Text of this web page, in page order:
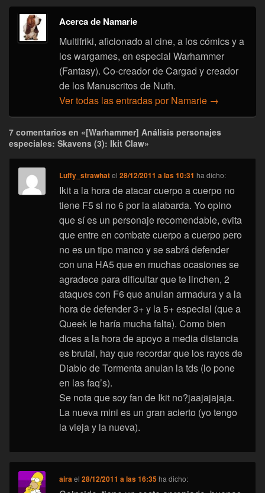
Acerca de Namarie
Multifriki, aficionado al cine, a los cómics y a
los wargames, en especial Warhammer
(Fantasy). Co-creador de Cargad y creador
de los Manuscritos de Nuth.
Ver todas las entradas por Namarie →
7 comentarios en «[Warhammer] Análisis personajes
especiales: Skavens (3): Ikit Claw»
Luffy_strawhatel28/12/2011 a las 10:31 ha dicho:
Ikit a la hora de atacar cuerpo a cuerpo no
tiene F5 si no 6 por la alabarda. Yo opino
que sí es un personaje recomendable, evita
que entre en combate cuerpo a cuerpo pero
no es un tipo manco y se sabrá defender
con una HA5 que en muchas ocasiones se
agradece para dificultar que te linchen, 2
ataques con F6 que anulan armadura y a la
hora de defender 3+ y la 5+ especial (que a
Queek le haría mucha falta). Como bien
dices a la hora de apoyo a media distancia
es brutal, hay que recordar que los rayos de
Diablo de Tormenta anulan la tds (lo pone
en las faq’s).
Se nota que soy fan de Ikit no?jaajajajaja.
La nueva mini es un gran acierto (yo tengo
la vieja y la nueva).
airael28/12/2011 a las 16:35 ha dicho: